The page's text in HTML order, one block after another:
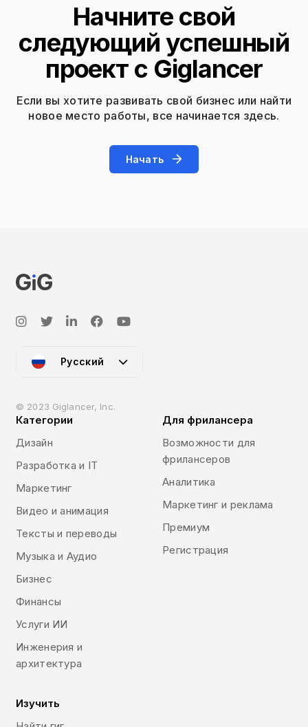
Начните свой
следующий успешный
проект с Giglancer
Если вы хотите развивать свой бизнес или найти
новое место работы, все начинается здесь.
Начать
Русский
© 2023 Giglancer, Inc.
Категории
Дизайн
Разработка и IT
Маркетинг
Видео и анимация
Тексты и переводы
Музыка и Аудио
Бизнес
Финансы
Услуги ИИ
Инженерия и
архитектура
Для фрилансера
Возможности для
фрилансеров
Аналитика
Маркетинг и реклама
Премиум
Регистрация
Изучить